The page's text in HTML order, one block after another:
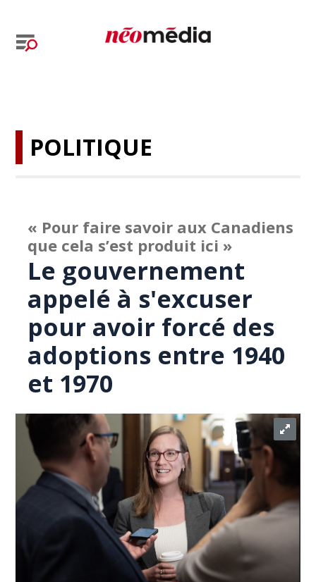
POLITIQUE
« Pour faire savoir aux Canadiens
que cela s’est produit ici »
Le gouvernement
appelé à s'excuser
pour avoir forcé des
adoptions entre 1940
et 1970